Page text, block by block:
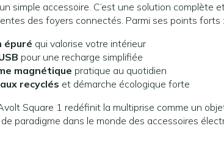
simple accessoire. C’est une solution
des foyers connectés. Parmi ses points forts :
épuré qui valorise votre intérieur
pour une recharge simplifiée
magnétique pratique au quotidien
recyclés et démarche écologique forte
Square 1 redéfinit la multiprise comme un
paradigme dans le monde des accessoires